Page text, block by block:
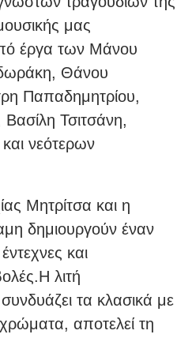
μας
έργα των Μάνου
Θάνου
Παπαδημητρίου,
Τσιτσάνη,
νεότερων
Μητρίτσα και η
δημιουργούν έναν
και
λιτή
τα κλασικά με
αποτελεί τη